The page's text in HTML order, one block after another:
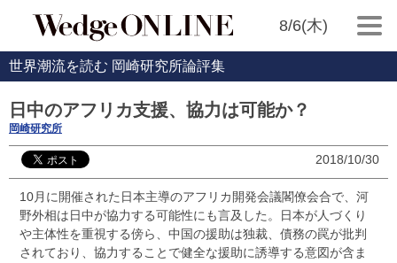
8/6(木)
世界潮流を読む 岡崎研究所論評集
日中のアフリカ支援、協力は可能か？
岡崎研究所
2018/10/30
10月に開催された日本主導のアフリカ開発会議閣僚会合で、河
野外相は日中が協力する可能性にも言及した。日本が人づくり
や主体性を重視する傍ら、中国の援助は独裁、債務の罠が批判
されており、協力することで健全な援助に誘導する意図が含ま